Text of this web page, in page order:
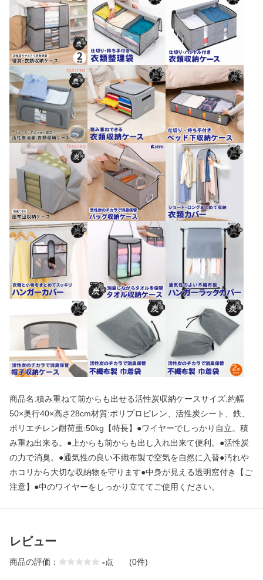
商品名:積み重ねて前からも出せる活性炭収納ケースサイズ:約幅
50×奥行40×高さ28cm材質:ポリプロピレン、活性炭シート、鉄、
ポリエチレン耐荷重:50kg【特長】●ワイヤーでしっかり自立。積
み重ね出来る。●上からも前からも出し入れ出来て便利。●活性炭
の力で消臭。●通気性の良い不織布製で空気を自然に入替●汚れや
ホコリから大切な収納物を守ります●中身が見える透明窓付き【ご
注意】●中のワイヤーをしっかり立ててご使用ください。
レビュー
商品の評価： -点 (0件)